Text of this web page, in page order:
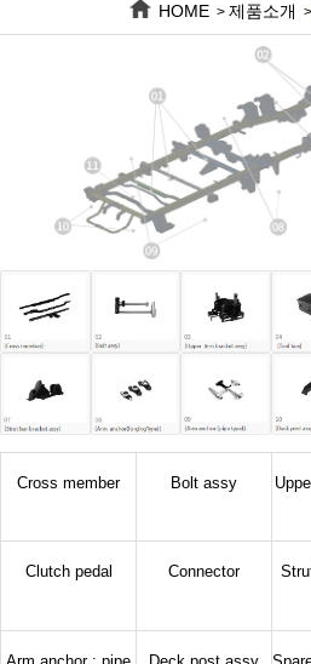
HOME> 제품소개 >
Cross member Bolt assy
Clutch pedal Connector